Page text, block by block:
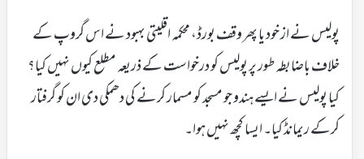
پولیس نے از خود یا پھر وقف بورڈ، محکمہ اقلیتی بہبود نے اس گروپ کے
خلاف باضابطہ طور پر پولیس کو درخواست کے ذریعہ مطلع کیوں نہیں کیا؟
کیا پولیس نے ایسے ہندو جو مسجد کو مسمار کرنے کی دھمکی دی ان کو گرفتار
کرکے ریمانڈ کیا۔ ایسا کچھ نہیں ہوا۔